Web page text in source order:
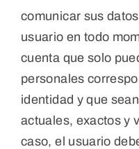
comunicar sus
usuario en todo
cuenta que solo
personales
identidad y que
actuales, exactos y
caso, el usuario